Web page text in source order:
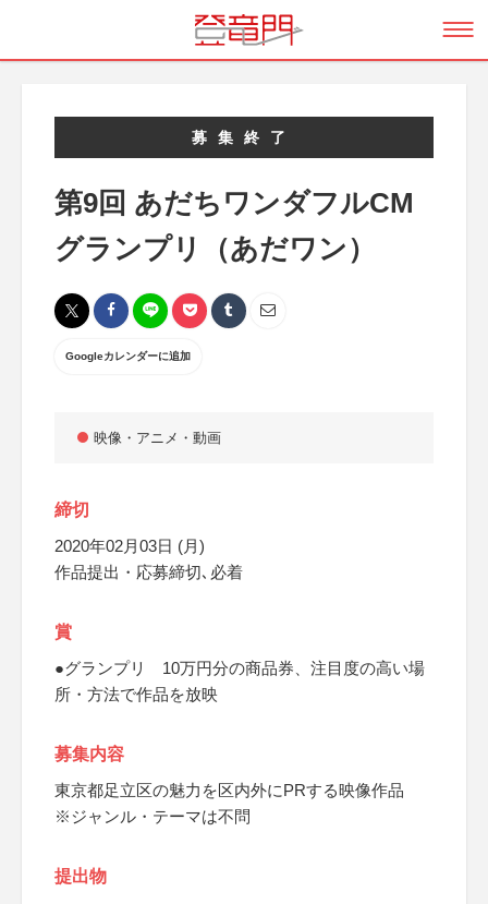
募集終了
第9回 あだちワンダフルCM
グランプリ（あだワン）
Googleカレンダーに追加
映像・アニメ・動画
締切
2020年02月03日 (月)
作品提出・応募締切､必着
賞
●グランプリ 10万円分の商品券、注目度の高い場
所・方法で作品を放映
募集内容
東京都足立区の魅力を区内外にPRする映像作品
※ジャンル・テーマは不問
提出物